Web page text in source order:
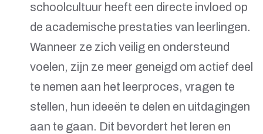
schoolcultuur heeft een directe invloed op
de academische prestaties van leerlingen.
Wanneer ze zich veilig en ondersteund
voelen, zijn ze meer geneigd om actief deel
te nemen aan het leerproces, vragen te
stellen, hun ideeën te delen en uitdagingen
aan te gaan. Dit bevordert het leren en